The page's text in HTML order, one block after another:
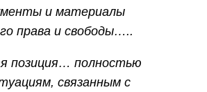
и материалы
права и свободы…..
позиция… полностью
связанным с